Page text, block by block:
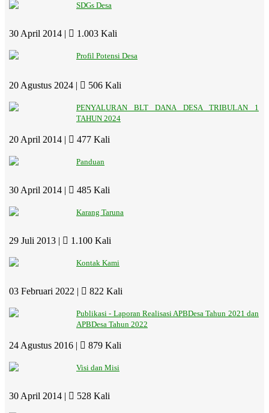
SDGs Desa
30 April 2014 | 1.003 Kali
Profil Potensi Desa
20 Agustus 2024 | 506 Kali
PENYALURAN BLT DANA DESA TRIBULAN 1
TAHUN 2024
20 April 2014 | 477 Kali
Panduan
30 April 2014 | 485 Kali
Karang Taruna
29 Juli 2013 | 1.100 Kali
Kontak Kami
03 Februari 2022 | 822 Kali
Publikasi - Laporan Realisasi APBDesa Tahun 2021 dan
APBDesa Tahun 2022
24 Agustus 2016 | 879 Kali
Visi dan Misi
30 April 2014 | 528 Kali